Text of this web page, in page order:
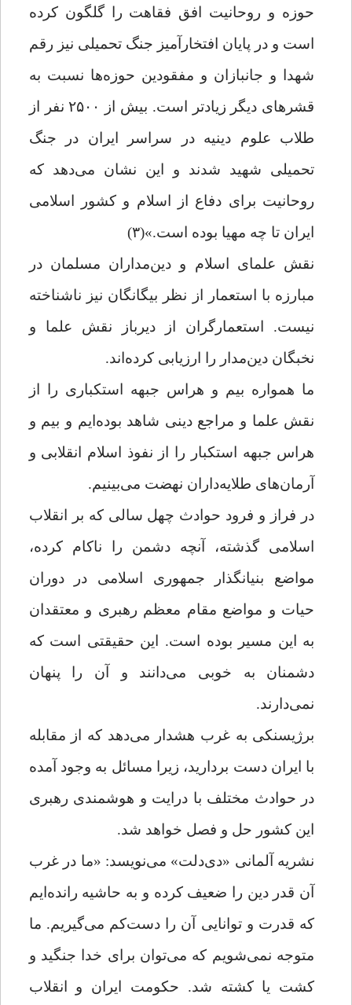
حوزه و روحانیت افق فقاهت را گلگون کرده
است و در پایان افتخارآمیز جنگ تحمیلی نیز رقم
شهدا و جانبازان و مفقودین حوزه‌ها نسبت به
قشرهای دیگر زیادتر است. بیش از ۲۵۰۰ نفر از
طلاب علوم دینیه در سراسر ایران در جنگ
تحمیلی شهید شدند و این نشان می‌دهد که
روحانیت برای دفاع از اسلام و کشور اسلامی
ایران تا چه مهیا بوده است.»(۳)
نقش علمای اسلام و دین‌مداران مسلمان در
مبارزه با استعمار از نظر بیگانگان نیز ناشناخته
نیست. استعمارگران از دیرباز نقش علما و
نخبگان دین‌مدار را ارزیابی کرده‌اند.
ما همواره بیم و هراس جبهه استکباری را از
نقش علما و مراجع دینی شاهد بوده‌ایم و بیم و
هراس جبهه استکبار را از نفوذ اسلام انقلابی و
آرمان‌های طلایه‌داران نهضت می‌بینیم.
در فراز و فرود حوادث چهل سالی که بر انقلاب
اسلامی گذشته، آنچه دشمن را ناکام کرده،
مواضع بنیانگذار جمهوری اسلامی در دوران
حیات و مواضع مقام معظم رهبری و معتقدان
به این مسیر بوده است. این حقیقتی است که
دشمنان به خوبی می‌دانند و آن را پنهان
نمی‌دارند.
برژیسنکی به غرب هشدار می‌دهد که از مقابله
با ایران دست بردارید، زیرا مسائل به وجود آمده
در حوادث مختلف با درایت و هوشمندی رهبری
این کشور حل و فصل خواهد شد.
نشریه آلمانی «دی‌دلت» می‌نویسد: «ما در غرب
آن قدر دین را ضعیف کرده‌ و به حاشیه رانده‌ایم
که قدرت و توانایی آن را دست‌کم می‌گیریم. ما
متوجه نمی‌شویم که می‌توان برای خدا جنگید و
کشت یا کشته شد. حکومت ایران و انقلاب